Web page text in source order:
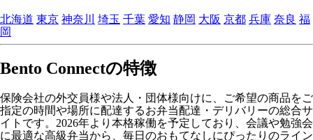
北海道 東京 神奈川 埼玉 千葉 愛知 静岡 大阪 京都 兵庫 奈良 福
岡
Bento Connectの特徴
保険会社の外交員様や法人・団体様向けに、ご希望の商品をご
指定の時間や場所に配達するお弁当配達・デリバリーの総合サ
イトです。2026年より本格稼働を予定しており、会議や勉強会
に最適な高級弁当から、毎日のおもてなしにぴったりのライン